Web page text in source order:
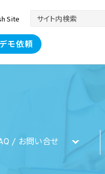
Site
モ依頼
/ お問い合せ